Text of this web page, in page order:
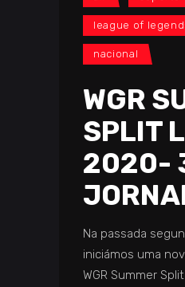
league of
nacional
WGR
SPLIT
2020-
Na passada
iniciámos uma
WGR Summer